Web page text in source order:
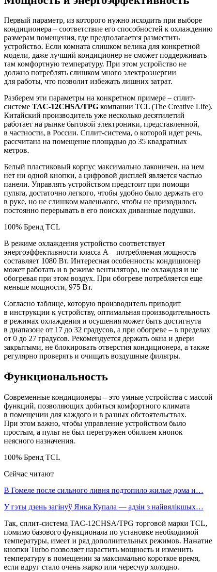
Первый параметр, из которого нужно исходить при выборе
кондиционера – соответствие его способностей к охлаждению
размерам помещения, где предполагается разместить
устройство. Если комната слишком велика для конкретной
модели, даже лучший кондиционер не сможет поддерживать
там комфортную температуру. При этом устройство не
должно потреблять слишком много электроэнергии
для работы, что позволит избежать лишних затрат.
Разберем эти параметры на конкретном примере – сплит-
системе TAC-12CHSA/TPG компании TCL (The Creative Life).
Китайский производитель уже несколько десятилетий
работает на рынке бытовой электроники, представленной,
в частности, в России. Сплит-система, о которой идет речь,
рассчитана на помещение площадью до 35 квадратных
метров.
Белый пластиковый корпус максимально лаконичен, на нем
нет ни одной кнопки, а цифровой дисплей является частью
панели. Управлять устройством предстоит при помощи
пульта, достаточно легкого, чтобы удобно было держать его
в руке, но не слишком маленького, чтобы не приходилось
постоянно перерывать в его поисках диванные подушки.
100% Бренд TCL
В режиме охлаждения устройство соответствует
энергоэффективности класса А – потребляемая мощность
составляет 1080 Вт. Интересная особенность: кондиционер
может работать и в режиме вентилятора, не охлаждая и не
обогревая при этом воздух. При обогреве потребляется еще
меньше мощности, 975 Вт.
Согласно таблице, которую производитель приводит
в инструкции к устройству, оптимальная производительность
в режимах охлаждения и осушения может быть достигнута
в диапазоне от 17 до 32 градусов, а при обогреве – в пределах
от 0 до 27 градусов. Рекомендуется держать окна и двери
закрытыми, не блокировать отверстия кондиционера, а также
регулярно проверять и очищать воздушные фильтры.
Функциональность
Современные кондиционеры – это умные устройства с массой
функций, позволяющих добиться комфортного климата
в помещении для каждого и в разных обстоятельствах.
При этом важно, чтобы управление устройством было
простым, а пульт не был перегружен обилием кнопок
неясного назначения.
100% Бренд TCL
Сейчас читают
В Гомеле после сильного ливня подтопило жилые дома и…
У гэты дзень загінуў Янка Купала — адзін з найвялікшых…
Так, сплит-система TAC-12CHSA/TPG торговой марки TCL,
помимо базового функционала по установке необходимой
температуры, имеет и ряд дополнительных режимов. Нажатие
кнопки Turbo позволяет нарастить мощность и изменить
температуру в помещении за максимально короткое время,
если вдруг стало очень жарко или чересчур холодно.